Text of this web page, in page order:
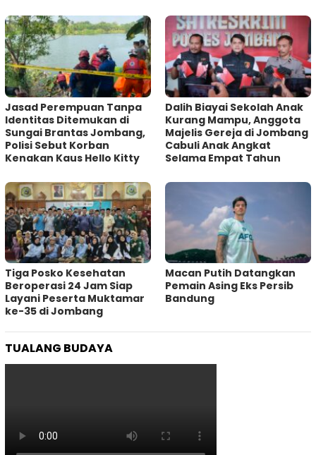
Jasad Perempuan Tanpa
Identitas Ditemukan di
Sungai Brantas Jombang,
Polisi Sebut Korban
Kenakan Kaus Hello Kitty
Dalih Biayai Sekolah Anak
Kurang Mampu, Anggota
Majelis Gereja di Jombang
Cabuli Anak Angkat
Selama Empat Tahun
Tiga Posko Kesehatan
Beroperasi 24 Jam Siap
Layani Peserta Muktamar
ke-35 di Jombang
Macan Putih Datangkan
Pemain Asing Eks Persib
Bandung
TUALANG BUDAYA